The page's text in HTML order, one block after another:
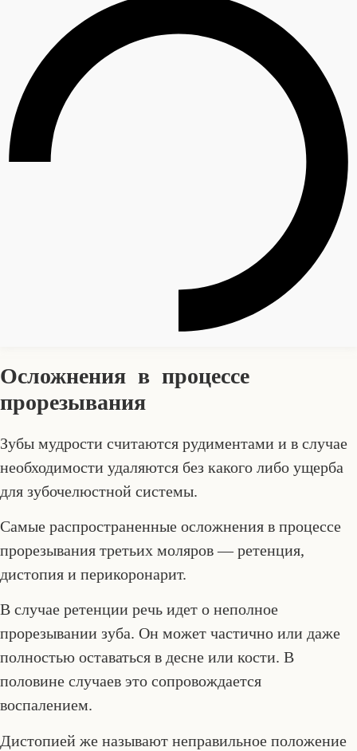
Осложнения в процессе
прорезывания
Зубы мудрости считаются рудиментами и в случае
необходимости удаляются без какого либо ущерба
для зубочелюстной системы.
Самые распространенные осложнения в процессе
прорезывания третьих моляров — ретенция,
дистопия и перикоронарит.
В случае ретенции речь идет о неполное
прорезывании зуба. Он может частично или даже
полностью оставаться в десне или кости. В
половине случаев это сопровождается
воспалением.
Дистопией же называют неправильное положение